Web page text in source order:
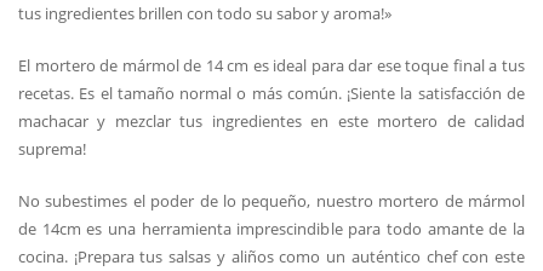
tus ingredientes brillen con todo su sabor y aroma!»
El mortero de mármol de 14 cm es ideal para dar ese toque final a tus
recetas. Es el tamaño normal o más común. ¡Siente la satisfacción de
machacar y mezclar tus ingredientes en este mortero de calidad
suprema!
No subestimes el poder de lo pequeño, nuestro mortero de mármol
de 14cm es una herramienta imprescindible para todo amante de la
cocina. ¡Prepara tus salsas y aliños como un auténtico chef con este